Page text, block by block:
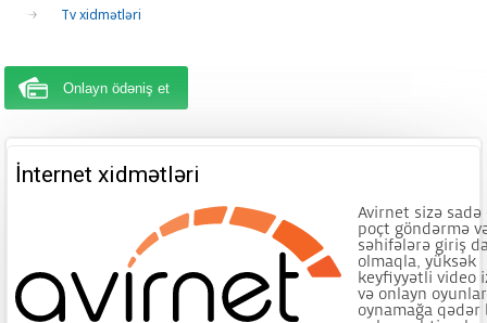
Tv xidmətləri
Onlayn ödəniş et
İnternet xidmətləri
Avirnet sizə
poçt göndərmə
səhifələrə giriş
olmaqla, yüksək
keyfiyyətli video
və onlayn oyunlar
oynamağa